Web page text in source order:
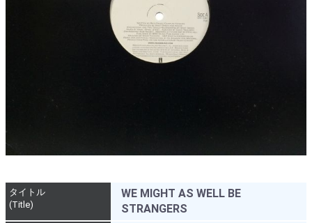
タイトル
(Title)
WE MIGHT AS WELL BE
STRANGERS